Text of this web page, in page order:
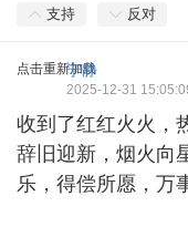
支持 反对
点击重新加载
宁静
2025-12-31
收到了红红火火，
辞旧迎新，烟火向
乐，得偿所愿，万